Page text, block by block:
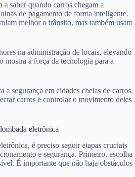
saber quando carros chegam a
de pagamento de forma inteligente.
melhor o trânsito, mas também usam
na administração de locais, elevando
mostra a força da tecnologia para a
a segurança em cidades cheias de carros.
carros e controlar o movimento deles
eletrônica
é preciso seguir etapas cruciais
e segurança. Primeiro, escolha
É importante que não haja obstáculos